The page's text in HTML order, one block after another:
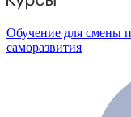
Обучение для смены
саморазвития